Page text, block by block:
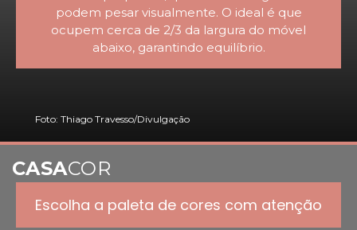
podem pesar visualmente. O ideal é que
ocupem cerca de 2/3 da largura do móvel
abaixo, garantindo equilíbrio.
Foto: Thiago Travesso/Divulgação
Escolha a paleta de cores com atenção
CASACOR